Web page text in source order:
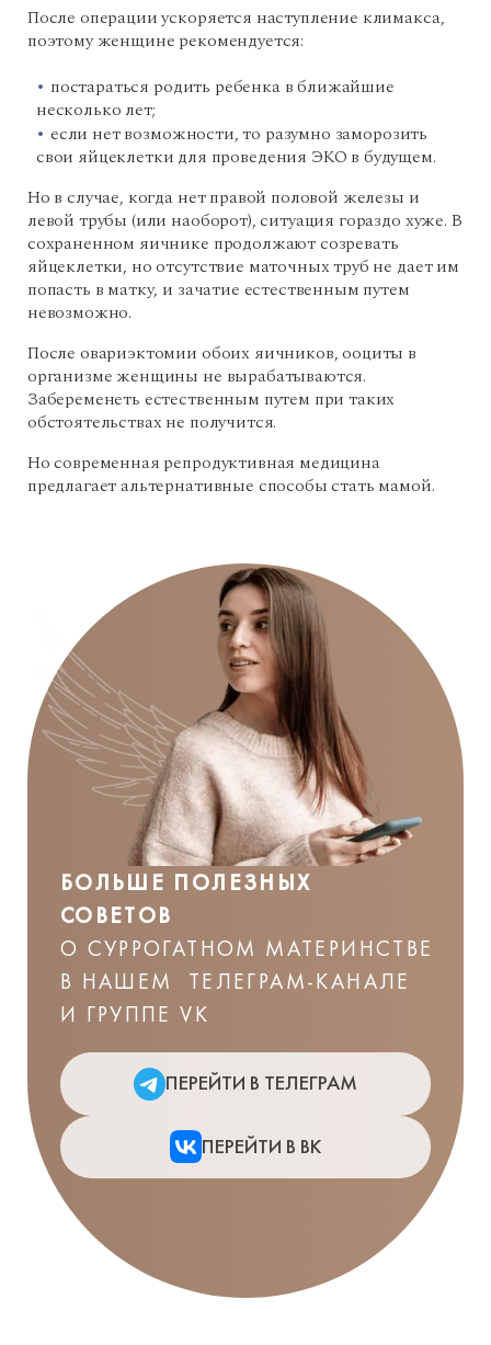
После операции ускоряется наступление климакса,
поэтому женщине рекомендуется:
постараться родить ребенка в ближайшие
несколько лет;
если нет возможности, то разумно заморозить
свои яйцеклетки для проведения ЭКО в будущем.
Но в случае, когда нет правой половой железы и
левой трубы (или наоборот), ситуация гораздо хуже. В
сохраненном яичнике продолжают созревать
яйцеклетки, но отсутствие маточных труб не дает им
попасть в матку, и зачатие естественным путем
невозможно.
После овариэктомии обоих яичников, ооциты в
организме женщины не вырабатываются.
Забеременеть естественным путем при таких
обстоятельствах не получится.
Но современная репродуктивная медицина
предлагает альтернативные способы стать мамой.
БОЛЬШЕ ПОЛЕЗНЫХ
СОВЕТОВ
О СУРРОГАТНОМ МАТЕРИНСТВЕ
В НАШЕМ ТЕЛЕГРАМ-КАНАЛЕ
И ГРУППЕ VK
ПЕРЕЙТИ В ТЕЛЕГРАМ
ПЕРЕЙТИ В ВК